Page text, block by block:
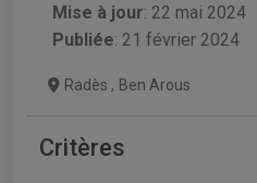
Mise à jour: 22 mai 2024
Publiée: 21 février 2024
Radès , Ben Arous
Critères